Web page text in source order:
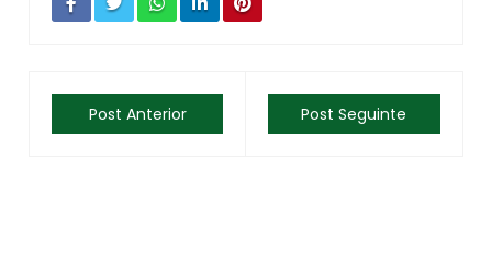
Post Anterior Post Seguinte